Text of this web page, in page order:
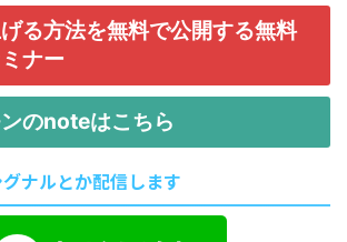
る方法を無料で公開する無料
ナー
のnoteはこちら
ナルとか配信します